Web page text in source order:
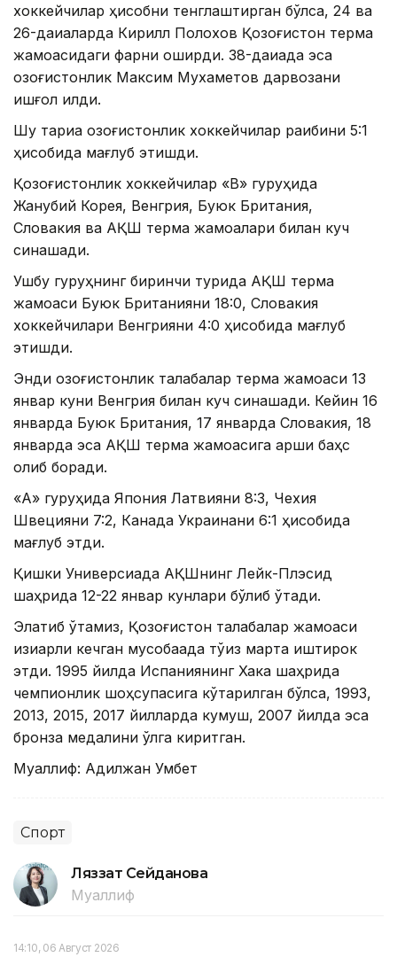
хоккейчилар ҳисобни тенглаштирган бўлса, 24 ва
26-дақиқаларда Кирилл Полохов Қозоғистон терма
жамоасидаги фарқни оширди. 38-дақиқада эса
қозоғистонлик Максим Мухаметов дарвозани
ишғол қилди.
Шу тариқа қозоғистонлик хоккейчилар рақибини 5:1
ҳисобида мағлуб этишди.
Қозоғистонлик хоккейчилар «B» гуруҳида
Жанубий Корея, Венгрия, Буюк Британия,
Словакия ва АҚШ терма жамоалари билан куч
синашади.
Ушбу гуруҳнинг биринчи турида АҚШ терма
жамоаси Буюк Британияни 18:0, Словакия
хоккейчилари Венгрияни 4:0 ҳисобида мағлуб
этишди.
Энди қозоғистонлик талабалар терма жамоаси 13
январ куни Венгрия билан куч синашади. Кейин 16
январда Буюк Британия, 17 январда Словакия, 18
январда эса АҚШ терма жамоасига қарши баҳс
олиб боради.
«А» гуруҳида Япония Латвияни 8:3, Чехия
Швецияни 7:2, Канада Украинани 6:1 ҳисобида
мағлуб этди.
Қишки Универсиада АҚШнинг Лейк-Плэсид
шаҳрида 12-22 январ кунлари бўлиб ўтади.
Элатиб ўтамиз, Қозоғистон талабалар жамоаси
қизиқарли кечган мусобақада тўққиз марта иштирок
этди. 1995 йилда Испаниянинг Хака шаҳрида
чемпионлик шоҳсупасига кўтарилган бўлса, 1993,
2013, 2015, 2017 йилларда кумуш, 2007 йилда эса
бронза медалини қўлга киритган.
Муаллиф: Адилжан Умбет
Спорт
Ляззат Сейданова
Муаллиф
14:10, 06 Август 2026